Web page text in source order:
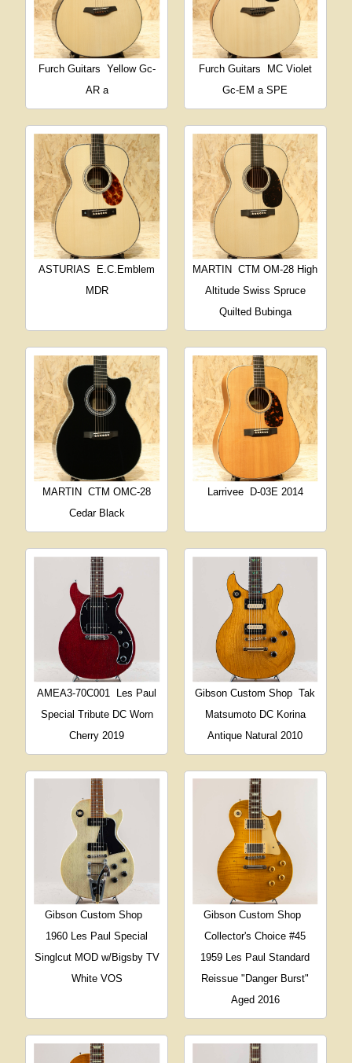
Furch Guitars Yellow Gc-
AR a
Furch Guitars
MC Violet
Gc-EM a SPE
ASTURIAS
E.C.Emblem
MDR
MARTIN
CTM OM-28 High
Altitude Swiss Spruce
Quilted Bubinga
MARTIN
CTM OMC-28
Cedar Black
Larrivee D-03E 2014
AMEA3-70C001
Les Paul
Special Tribute DC Worn
Cherry 2019
Gibson Custom Shop Tak
Matsumoto DC Korina
Antique Natural 2010
Gibson Custom Shop
1960 Les Paul Special
Singlcut MOD w/Bigsby TV
White VOS
Gibson Custom Shop
Collector's Choice #45
1959 Les Paul Standard
Reissue "Danger Burst"
Aged 2016